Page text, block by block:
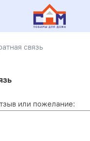
связь
или пожелание: